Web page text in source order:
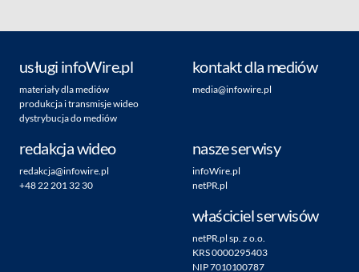
usługi infoWire.pl
materiały dla mediów
produkcja i transmisje wideo
dystrybucja do mediów
kontakt dla mediów
media@infowire.pl
redakcja wideo
redakcja@infowire.pl
+48 22 201 32 30
nasze serwisy
infoWire.pl
netPR.pl
właściciel serwisów
netPR.pl sp. z o.o.
KRS 0000295403
NIP 7010100787